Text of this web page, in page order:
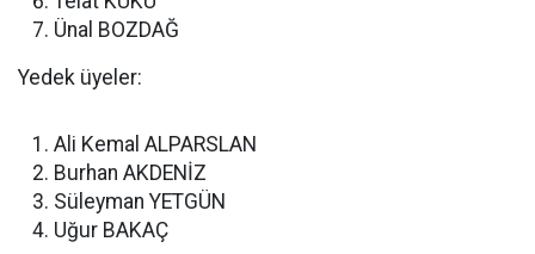
Ünal BOZDAĞ
Yedek üyeler:
Ali Kemal ALPARSLAN
Burhan AKDENİZ
Süleyman YETGÜN
Uğur BAKAÇ